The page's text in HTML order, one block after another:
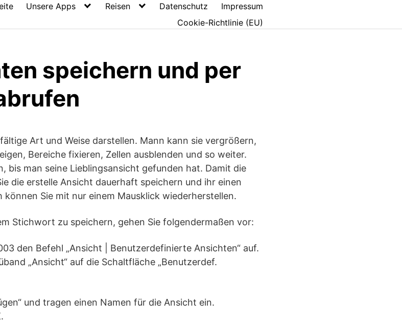
Unsere Apps Reisen Datenschutz
Impressum
Cookie-Richtlinie (EU)
speichern und per
Art und Weise darstellen. Mann kann sie vergrößern,
Bereiche fixieren, Zellen ausblenden und so weiter.
bis man seine Lieblingsansicht gefunden hat. Damit die
die erstelle Ansicht dauerhaft speichern und ihr einen
Sie mit nur einem Mausklick wiederherstellen.
Stichwort zu speichern, gehen Sie folgendermaßen vor:
den Befehl „Ansicht | Benutzerdefinierte Ansichten“ auf.
„Ansicht“ auf die Schaltfläche „Benutzerdef.
und tragen einen Namen für die Ansicht ein.